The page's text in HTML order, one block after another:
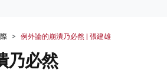
例外論的崩潰乃必然 | 張建雄
乃必然